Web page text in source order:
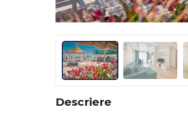
Descriere